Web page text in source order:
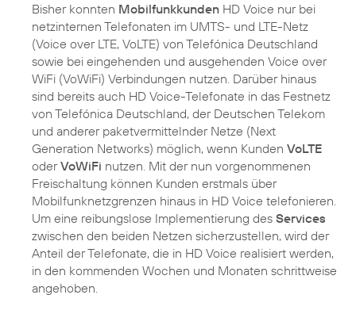
Bisher konnten Mobilfunkkunden HD Voice nur bei
netzinternen Telefonaten im UMTS- und LTE-Netz
(Voice over LTE, VoLTE) von Telefónica Deutschland
sowie bei eingehenden und ausgehenden Voice over
WiFi (VoWiFi) Verbindungen nutzen. Darüber hinaus
sind bereits auch HD Voice-Telefonate in das Festnetz
von Telefónica Deutschland, der Deutschen Telekom
und anderer paketvermittelnder Netze (Next
Generation Networks) möglich, wenn Kunden VoLTE
oderVoWiFi nutzen. Mit der nun vorgenommenen
Freischaltung können Kunden erstmals über
Mobilfunknetzgrenzen hinaus in HD Voice telefonieren.
Um eine reibungslose Implementierung des Services
zwischen den beiden Netzen sicherzustellen, wird der
Anteil der Telefonate, die in HD Voice realisiert werden,
in den kommenden Wochen und Monaten schrittweise
angehoben.